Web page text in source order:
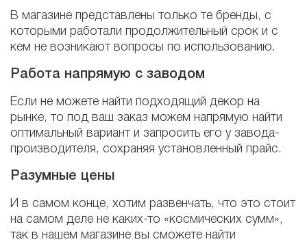
В магазине представлены только те бренды, с
которыми работали продолжительный срок и с
кем не возникают вопросы по использованию.
Работа напрямую с заводом
Если не можете найти подходящий декор на
рынке, то под ваш заказ можем напрямую найти
оптимальный вариант и запросить его у завода-
производителя, сохраняя установленный прайс.
Разумные цены
И в самом конце, хотим развенчать, что это стоит
на самом деле не каких-то «космических сумм»,
так в нашем магазине вы сможете найти